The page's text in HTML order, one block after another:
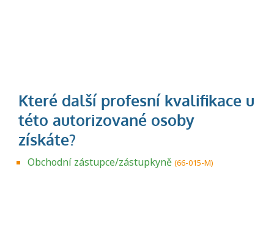
Obchodní zástupce/zástupkyně (66-015-M)
Projděte si seznam profesních kvalifikací.